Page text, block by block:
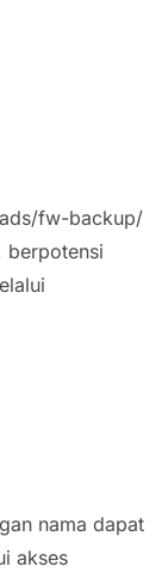
fw-backup/
berpotensi
nama dapat
akses